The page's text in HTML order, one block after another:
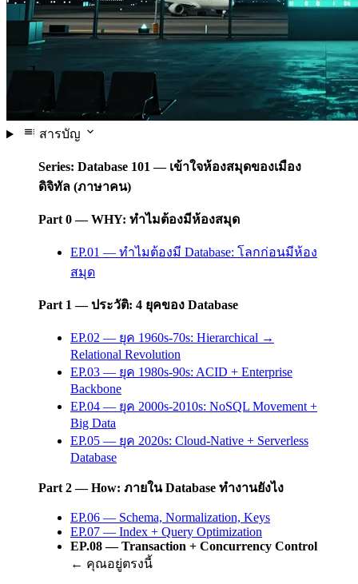
สารบัญ
Series: Database 101 — เข้าใจห้องสมุดของเมือง
ดิจิทัล (ภาษาคน)
Part 0 — WHY: ทำไมต้องมีห้องสมุด
EP.01 — ทำไมต้องมี Database: โลกก่อนมีห้อง
สมุด
Part 1 — ประวัติ: 4 ยุคของ Database
EP.02 — ยุค 1960s-70s: Hierarchical →
Relational Revolution
EP.03 — ยุค 1980s-90s: ACID + Enterprise
Backbone
EP.04 — ยุค 2000s-2010s: NoSQL Movement +
Big Data
EP.05 — ยุค 2020s: Cloud-Native + Serverless
Database
Part 2 — How: ภายใน Database ทำงานยังไง
EP.06 — Schema, Normalization, Keys
EP.07 — Index + Query Optimization
EP.08 — Transaction + Concurrency Control
← คุณอยู่ตรงนี้